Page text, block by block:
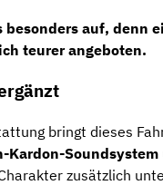
auf, denn
teurer angeboten.
bringt dieses
Kardon-Soundsystem
zusätzlich